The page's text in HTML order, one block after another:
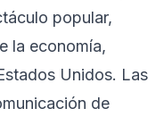
popular,
la economía,
Unidos. Las
de